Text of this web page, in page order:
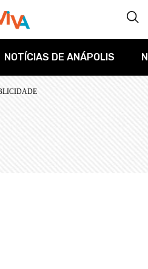
NOTÍCIAS DE ANÁPOLIS